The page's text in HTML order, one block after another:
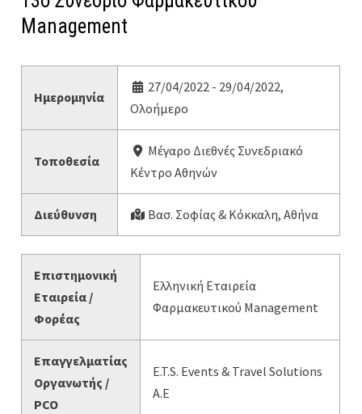
Management
Ημερομηνία
27/04/2022 - 29/04/2022,
Ολοήμερο
Τοποθεσία
Μέγαρο Διεθνές Συνεδριακό
Κέντρο Αθηνών
Διεύθυνση Βασ. Σοφίας & Κόκκαλη, Αθήνα
Επιστημονική
Εταιρεία /
Φορέας
Ελληνική Εταιρεία
Φαρμακευτικού Management
Επαγγελματίας
Οργανωτής /
PCO
E.T.S. Events & Travel Solutions
A.E